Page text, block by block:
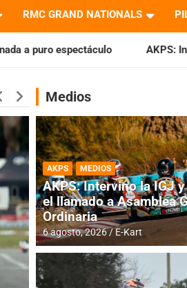
RMC GRAND NATIONALS
AKPS: Intervino la IGJ y
Medios
AKPS MEDIOS
AKPS: Intervino la IGJ
el llamado a Asamblea
Ordinaria
6 agosto, 2026 E-Kart